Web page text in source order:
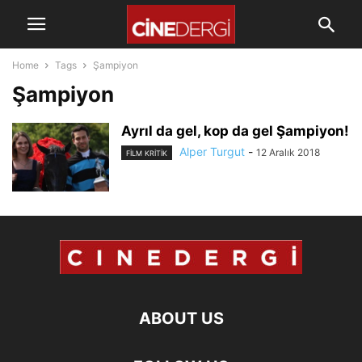
Home Tags Şampiyon
Şampiyon
Ayrıl da gel, kop da gel Şampiyon!
FILM KRITIK Alper Turgut - 12 Aralık 2018
ABOUT US